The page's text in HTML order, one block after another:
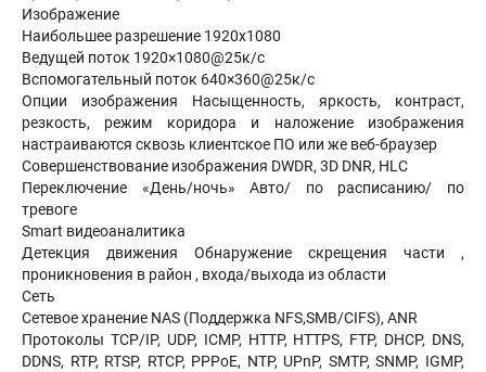
Изображение
Наибольшее разрешение 1920х1080
Ведущей поток 1920×1080@25к/с
Вспомогательный поток 640×360@25к/с
Опции изображения Насыщенность, яркость, контраст,
резкость, режим коридора и наложение изображения
настраиваются сквозь клиентское ПО или же веб-браузер
Совершенствование изображения DWDR, 3D DNR, HLC
Переключение «День/ночь» Авто/ по расписанию/ по
тревоге
Smart видеоаналитика
Детекция движения Обнаружение скрещения части ,
проникновения в район , входа/выхода из области
Сеть
Сетевое хранение NAS (Поддержка NFS,SMB/CIFS), ANR
Протоколы TCP/IP, UDP, ICMP, HTTP, HTTPS, FTP, DHCP, DNS,
DDNS, RTP, RTSP, RTCP, PPPoE, NTP, UPnP, SMTP, SNMP, IGMP,